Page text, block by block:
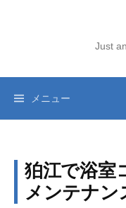
ツ
Just
メニュー
狛江で浴室
メンテナン